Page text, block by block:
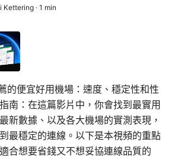
Kettering · 1 min
的便宜好用機場：速度、穩定性和性
南：在這篇影片中，你會找到最實用
新數據、以及各大機場的實測表現，
最穩定的連線。以下是本視頻的重點
合想要省錢又不想妥協連線品質的